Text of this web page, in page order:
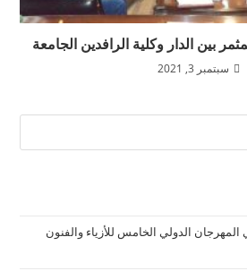
بين الدار وكلية الرافدين الجامعة
سبتمبر 3, 2021
المهرجان الدولي الخامس للأزياء والفنون